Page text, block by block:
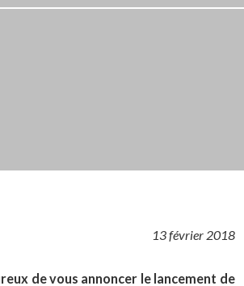
13 février 2018
de vous annoncer le lancement de